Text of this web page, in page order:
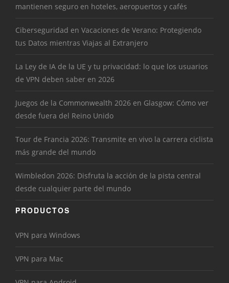
mantienen seguro en hoteles, aeropuertos y cafés
Ciberseguridad en Vacaciones de Verano: Protegiendo
tus Datos mientras Viajas al Extranjero
La Ley de IA de la UE y tu privacidad: lo que los usuarios
de VPN deben saber en 2026
Juegos de la Commonwealth 2026 en Glasgow: Cómo ver
desde fuera del Reino Unido
Tour de Francia 2026: Transmite en vivo la carrera ciclista
más grande del mundo
Wimbledon 2026: Disfruta la acción de la pista central
desde cualquier parte del mundo
PRODUCTOS
VPN para Windows
VPN para Mac